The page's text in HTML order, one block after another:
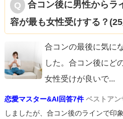
合コン後に男性からラ
容が最も女性受けする？(25
合コンの最後に気に
した。合コン後にど
女性受けが良いで...
恋愛マスター&AI回答7件 ベストアン
しましたが、合コン後のラインで印